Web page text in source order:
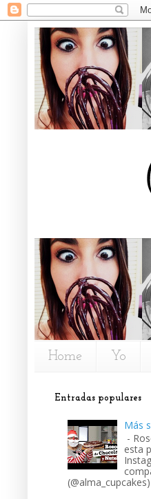
Home Yo
Entradas populares
Más
-
esta